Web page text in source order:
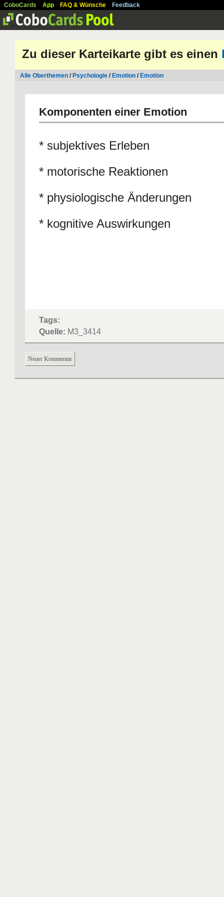
CoboCards App FAQ & Wünsche Feedback
Zu dieser Karteikarte gibt es einen
Alle Oberthemen / Psychologie / Emotion / Emotion
Komponenten einer Emotion
* subjektives Erleben
* motorische Reaktionen
* physiologische Änderungen
* kognitive Auswirkungen
Tags:
Quelle: M3_3414
Neuer Kommentar